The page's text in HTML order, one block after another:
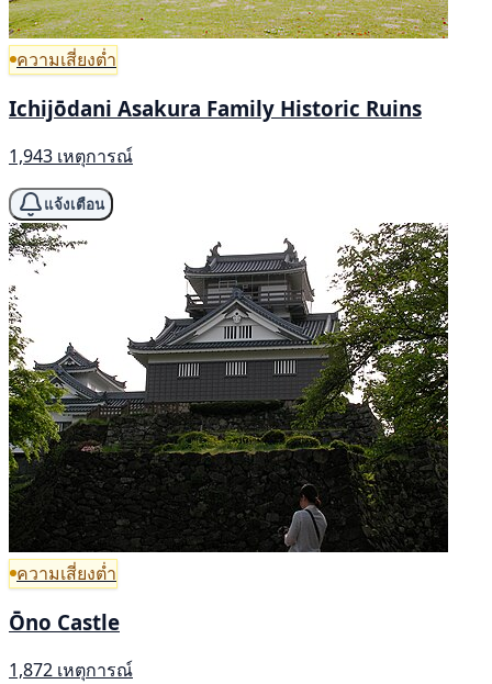
ความเสี่ยงต่ำ
Ichijōdani Asakura Family Historic Ruins
1,943 เหตุการณ์
แจ้งเตือน
ความเสี่ยงต่ำ
Ōno Castle
1,872 เหตุการณ์